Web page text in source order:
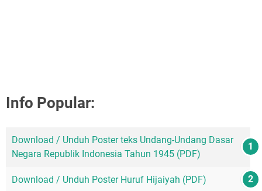
Info Popular:
Download / Unduh Poster teks Undang-Undang Dasar
Negara Republik Indonesia Tahun 1945 (PDF)
Download / Unduh Poster Huruf Hijaiyah (PDF)